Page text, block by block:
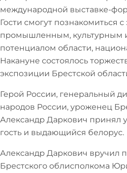
международной выставке-
Гости смогут познакомиться
промышленным, культурным
потенциалом области,
Накануне состоялось
экспозиции Брестской
Герой России, генеральный
народов России, уроженец
Александр Даркович принял
гость и выдающийся белорус.
Александр Даркович вручил
Брестского облисполкома